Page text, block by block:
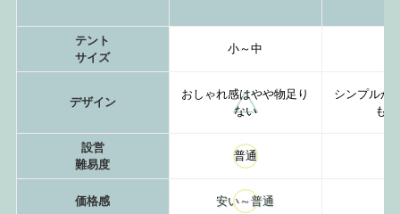
テント
サイズ
小～中
デザイン
おしゃれ感はやや物足り
ない
シンプルか
も
設営
難易度
普通
価格感 安い～普通